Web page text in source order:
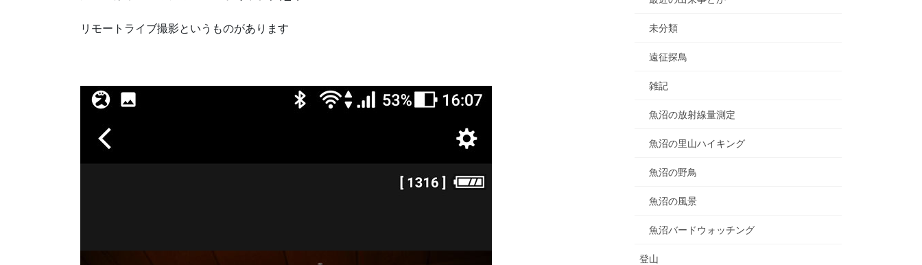
リモートライブ撮影というものがあります 未分類
遠征探鳥
雑記
魚沼の放射線量測定
魚沼の里山ハイキング
魚沼の野鳥
魚沼の風景
魚沼バードウォッチング
登山